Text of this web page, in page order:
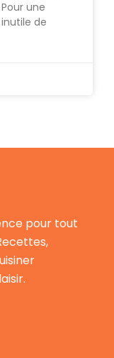
une
de
pour tout